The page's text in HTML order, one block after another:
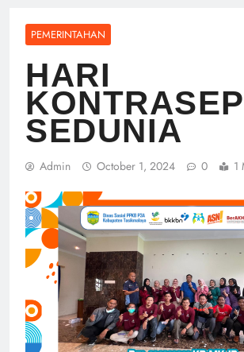
PEMERINTAHAN
HARI
SEDUNIA
Admin October 1, 2024 0 1